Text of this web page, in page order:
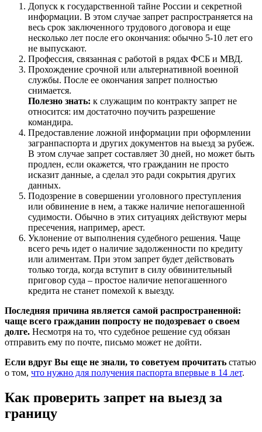
Допуск к государственной тайне России и секретной
информации. В этом случае запрет распространяется на
весь срок заключенного трудового договора и еще
несколько лет после его окончания: обычно 5-10 лет его
не выпускают.
Профессия, связанная с работой в рядах ФСБ и МВД.
Прохождение срочной или альтернативной военной
службы. После ее окончания запрет полностью
снимается.
Полезно знать: к служащим по контракту запрет не
относится: им достаточно поучить разрешение
командира.
Предоставление ложной информации при оформлении
загранпаспорта и других документов на выезд за рубеж.
В этом случае запрет составляет 30 дней, но может быть
продлен, если окажется, что гражданин не просто
исказит данные, а сделал это ради сокрытия других
данных.
Подозрение в совершении уголовного преступления
или обвинение в нем, а также наличие непогашенной
судимости. Обычно в этих ситуациях действуют меры
пресечения, например, арест.
Уклонение от выполнения судебного решения. Чаще
всего речь идет о наличие задолженности по кредиту
или алиментам. При этом запрет будет действовать
только тогда, когда вступит в силу обвинительный
приговор суда – простое наличие непогашенного
кредита не станет помехой к выезду.
Последняя причина является самой распространенной:
чаще всего гражданин попросту не подозревает о своем
долге. Несмотря на то, что судебное решение суд обязан
отправить ему по почте, письмо может не дойти.
Если вдруг Вы еще не знали, то советуем прочитать статью
о том, что нужно для получения паспорта впервые в 14 лет.
Как проверить запрет на выезд за
границу